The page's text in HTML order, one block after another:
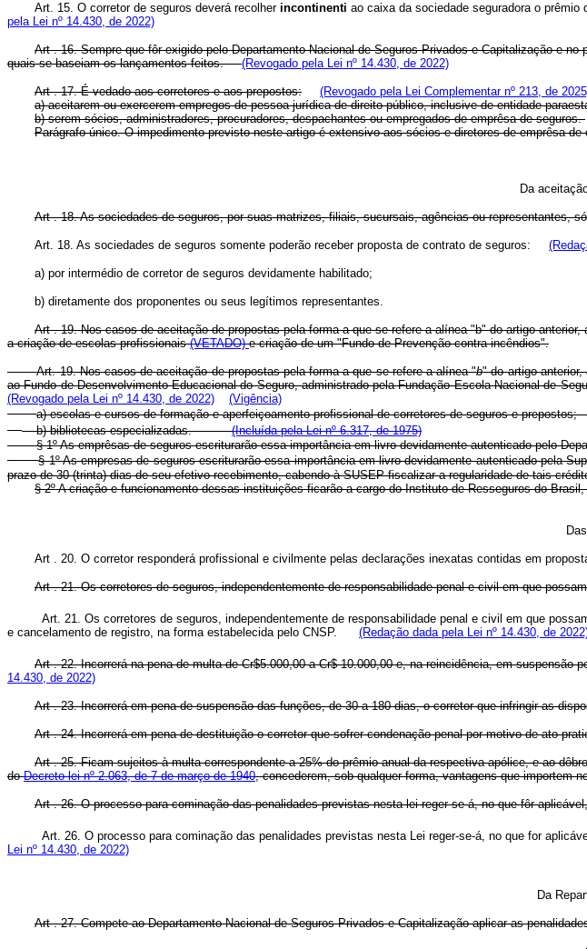
Art. 15. O corretor de seguros deverá recolher incontinenti ao caixa da sociedade seguradora o
pela Lei nº 14.430, de 2022)
Art . 16. Sempre que fôr exigido pelo Departamento Nacional de Seguros Privados e Capitalização e
quais se baseiam os lançamentos feitos.(Revogado pela Lei nº 14.430, de 2022)
Art . 17. É vedado aos corretores e aos prepostos:
(Revogado pela Lei Complementar nº 213, de
a) aceitarem ou exercerem empregos de pessoa jurídica de direito público, inclusive de entidade
b) serem sócios, administradores, procuradores, despachantes ou empregados de emprêsa de seguros.
Parágrafo único. O impedimento previsto neste artigo é extensivo aos sócios e diretores de emprêsa de
Da
Art . 18. As sociedades de seguros, por suas matrizes, filiais, sucursais, agências ou representantes,
Art. 18. As sociedades de seguros somente poderão receber proposta de contrato de seguros:
a) por intermédio de corretor de seguros devidamente habilitado;
b) diretamente dos proponentes ou seus legítimos representantes.
Art . 19. Nos casos de aceitação de propostas pela forma a que se refere a alínea "b" do artigo
a criação de escolas profissionais(VETADO)e criação de um "Fundo de Prevenção contra incêndios".
Art. 19. Nos casos de aceitação de propostas pela forma a que se refere a alínea "b" do artigo
ao Fundo de Desenvolvimento Educacional do Seguro, administrado pela Fundação Escola Nacional
(Revogado pela Lei nº 14.430, de 2022)
(Vigência)
a) escolas e cursos de formação e aperfeiçoamento profissional de corretores de seguros e
b) bibliotecas especializadas.(Incluída pela Lei nº 6.317, de 1975)
§ 1º As emprêsas de seguros escriturarão essa importância em livro devidamente autenticado pelo
§ 1º As empresas de seguros escriturarão essa importância em livro devidamente autenticado pela
prazo de 30 (trinta) dias de seu efetivo recebimento, cabendo à SUSEP fiscalizar a regularidade de
§ 2º A criação e funcionamento dessas instituições ficarão a cargo do Instituto de Resseguros do
Art . 20. O corretor responderá profissional e civilmente pelas declarações inexatas contidas em
Art . 21. Os corretores de seguros, independentemente de responsabilidade penal e civil em que
Art. 21. Os corretores de seguros, independentemente de responsabilidade penal e civil em que
e cancelamento de registro, na forma estabelecida pelo CNSP. (Redação dada pela Lei nº 14.430, de
Art . 22. Incorrerá na pena de multa de Cr$5.000,00 a Cr$ 10.000,00 e, na reincidência, em
14.430, de 2022)
Art . 23. Incorrerá em pena de suspensão das funções, de 30 a 180 dias, o corretor que infringir as
Art . 24. Incorrerá em pena de destituição o corretor que sofrer condenação penal por motivo de ato
Art . 25. Ficam sujeitos à multa correspondente a 25% do prêmio anual da respectiva apólice, e ao
doDecreto-lei nº 2.063, de 7 de março de 1940, concederem, sob qualquer forma, vantagens que
Art . 26. O processo para cominação das penalidades previstas nesta lei reger-se-á, no que fôr
Art. 26. O processo para cominação das penalidades previstas nesta Lei reger-se-á, no que for
Lei nº 14.430, de 2022)
Da
Art . 27. Compete ao Departamento Nacional de Seguros Privados e Capitalização aplicar as